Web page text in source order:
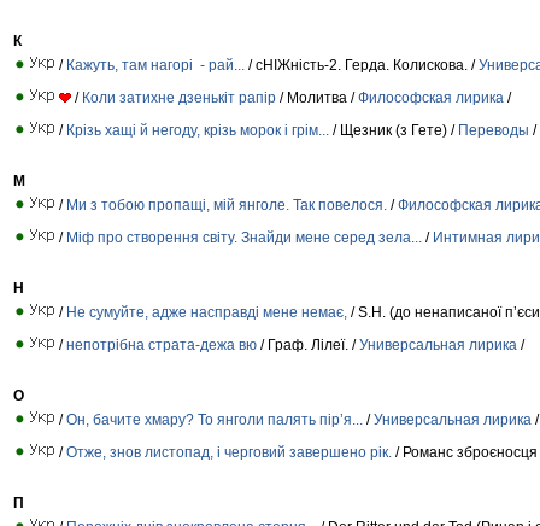
К
/ Кажуть, там нагорі - рай... / сНІЖність-2. Герда. Колискова. /
/ Коли затихне дзенькіт рапір / Молитва /Философская лирика /
/ Крізь хащі й негоду, крізь морок і грім... / Щезник (з Гете) / Переводы /
М
/ Ми з тобою пропащі, мій янголе. Так повелося. /Философская
/ Міф про створення світу. Знайди мене серед зела... / Интимная
Н
/ Не сумуйте, адже насправді мене немає, / S.H. (до ненаписаної
/непотрібна страта-дежа вю / Граф. Лілеї. /Универсальная лирика /
О
/Он, бачите хмару? То янголи палять пір’я... /Универсальная лирика /
/Отже, знов листопад, і черговий завершено рік. / Романс
П